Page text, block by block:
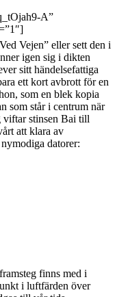
A”
Vejen” eller sett den i
igen sig i dikten
sitt händelsefattiga
ett kort avbrott för en
som en blek kopia
som står i centrum när
viftar stinsen Bai till
att klara av
datorer:
finns med i
i luftfärden över